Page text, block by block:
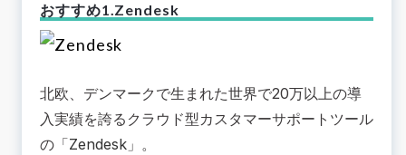
おすすめ1.Zendesk
北欧、デンマークで生まれた世界で20万以上の導
入実績を誇るクラウド型カスタマーサポートツール
の「Zendesk 」。